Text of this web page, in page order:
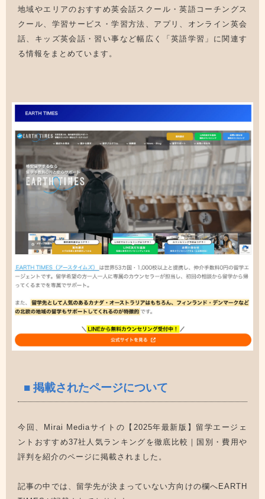
地域やエリアのおすすめ英会話スクール・英語コーチングス
クール、学習サービス・学習方法、アプリ、オンライン英会
話、キッズ英会話・習い事など幅広く「英語学習」に関連す
る情報をまとめています。
■ 掲載されたページについて
今回、Mirai Mediaサイトの【2025年最新版】留学エージェ
ントおすすめ37社人気ランキングを徹底比較｜国別・費用や
評判を紹介のページに掲載されました。
記事の中では、留学先が決まっていない方向けの欄へEARTH